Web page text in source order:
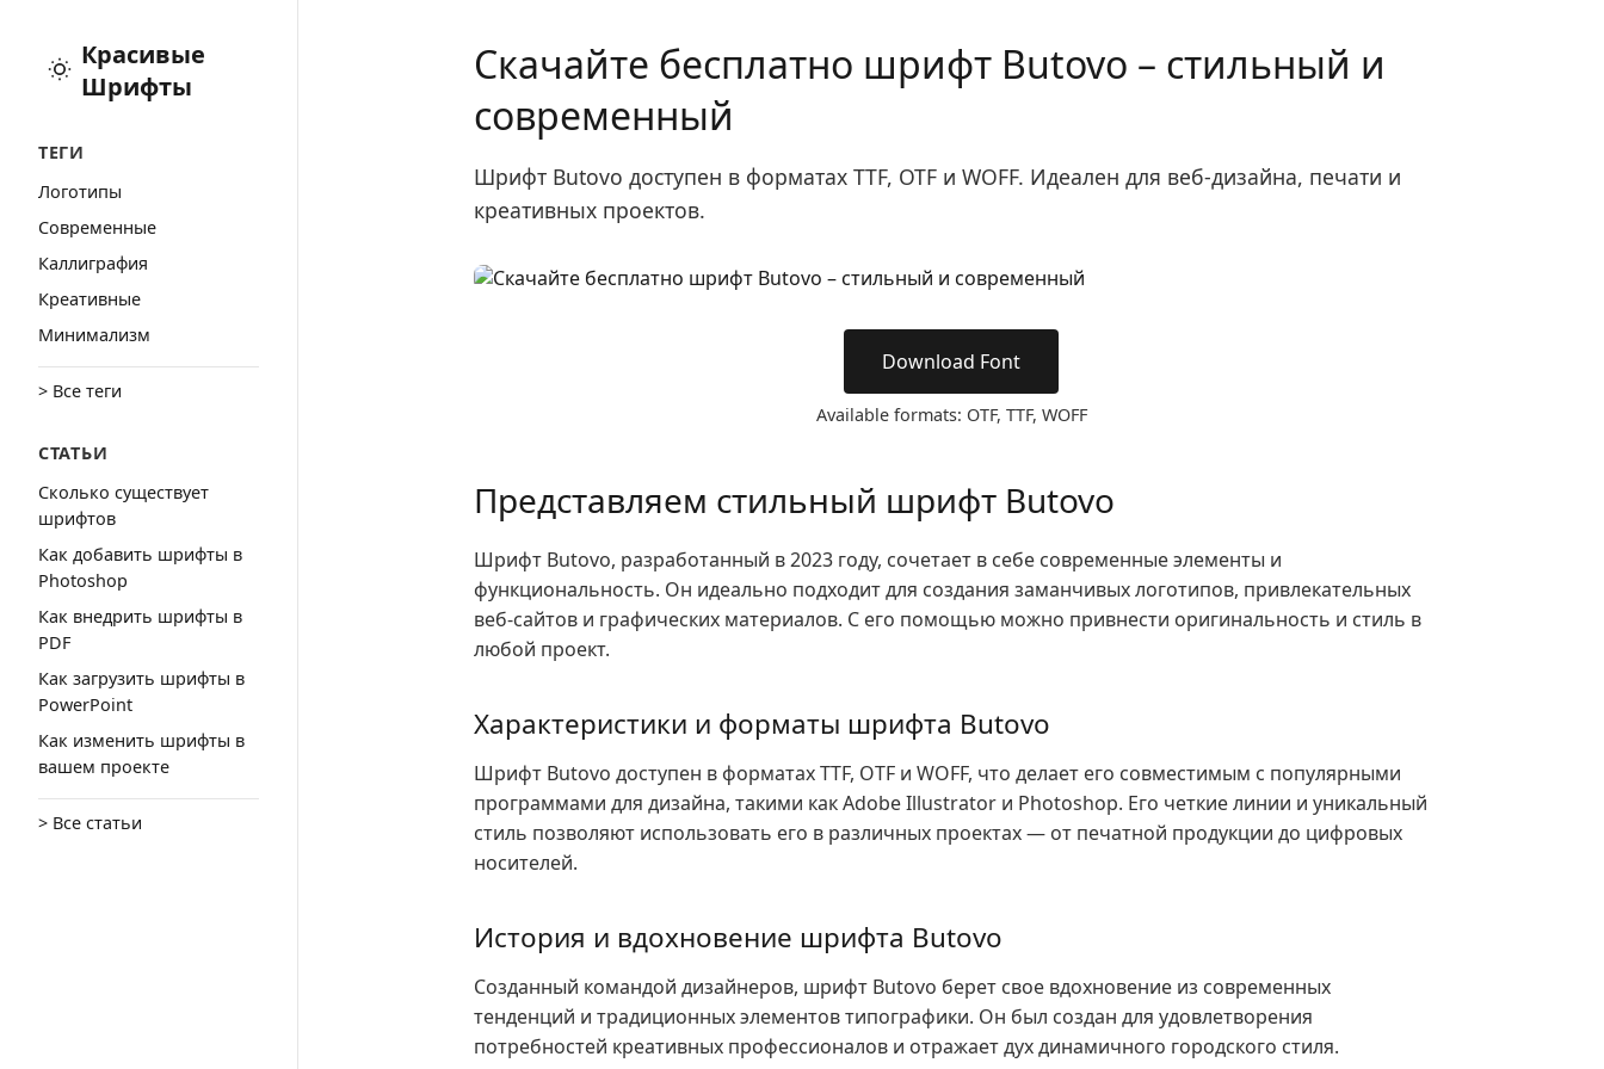
Красивые
Шрифты
ТЕГИ
Логотипы
Cовременные
Каллиграфия
Креативные
Минимализм
> Все теги
СТАТЬИ
Сколько существует
шрифтов
Как добавить шрифты в
Photoshop
Как внедрить шрифты в
PDF
Как загрузить шрифты в
PowerPoint
Как изменить шрифты в
вашем проекте
> Все статьи
Скачайте бесплатно шрифт Butovo – стильный и
современный
Шрифт Butovo доступен в форматах TTF, OTF и WOFF. Идеален для веб-дизайна, печати и
креативных проектов.
Download Font
Available formats: OTF, TTF, WOFF
Представляем стильный шрифт Butovo
Шрифт Butovo, разработанный в 2023 году, сочетает в себе современные элементы и
функциональность. Он идеально подходит для создания заманчивых логотипов, привлекательных
веб-сайтов и графических материалов. С его помощью можно привнести оригинальность и стиль в
любой проект.
Характеристики и форматы шрифта Butovo
Шрифт Butovo доступен в форматах TTF, OTF и WOFF, что делает его совместимым с популярными
программами для дизайна, такими как Adobe Illustrator и Photoshop. Его четкие линии и уникальный
стиль позволяют использовать его в различных проектах — от печатной продукции до цифровых
носителей.
История и вдохновение шрифта Butovo
Созданный командой дизайнеров, шрифт Butovo берет свое вдохновение из современных
тенденций и традиционных элементов типографики. Он был создан для удовлетворения
потребностей креативных профессионалов и отражает дух динамичного городского стиля.